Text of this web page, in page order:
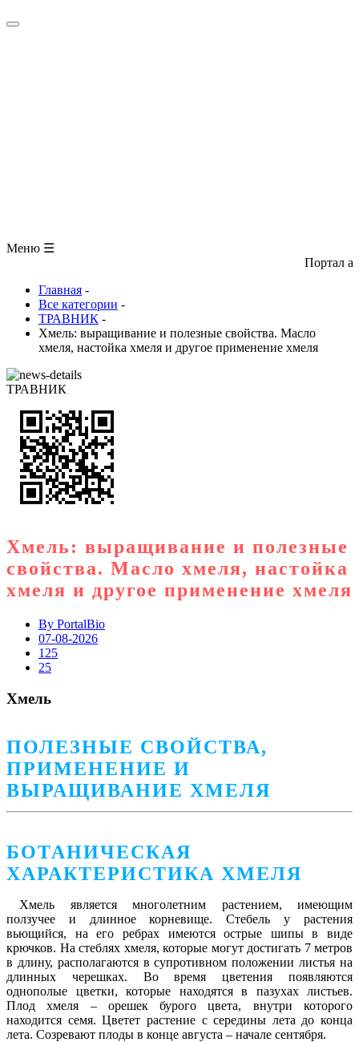
Меню ☰
Портал
Главная -
Все категории -
ТРАВНИК -
Хмель: выращивание и полезные свойства. Масло
хмеля, настойка хмеля и другое применение хмеля
ТРАВНИК
Хмель: выращивание и полезные
свойства. Масло хмеля, настойка
хмеля и другое применение хмеля
By PortalBio
07-08-2026
125
25
Хмель
ПОЛЕЗНЫЕ СВОЙСТВА,
ПРИМЕНЕНИЕ И
ВЫРАЩИВАНИЕ ХМЕЛЯ
БОТАНИЧЕСКАЯ
ХАРАКТЕРИСТИКА ХМЕЛЯ
Хмель является многолетним растением, имеющим
ползучее и длинное корневище. Стебель у растения
вьющийся, на его ребрах имеются острые шипы в виде
крючков. На стеблях хмеля, которые могут достигать 7 метров
в длину, располагаются в супротивном положении листья на
длинных черешках. Во время цветения появляются
однополые цветки, которые находятся в пазухах листьев.
Плод хмеля – орешек бурого цвета, внутри которого
находится семя. Цветет растение с середины лета до конца
лета. Созревают плоды в конце августа – начале сентября.